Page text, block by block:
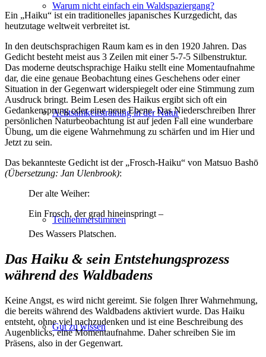
Warum nicht einfach ein Waldspaziergang?
Achtsamkeitstraining in der Natur
Teilnehmerstimmen
Gut zu wissen
Ein „Haiku“ ist ein traditionelles japanisches Kurzgedicht, das
heutzutage weltweit verbreitet ist.
In den deutschsprachigen Raum kam es in den 1920 Jahren. Das
Gedicht besteht meist aus 3 Zeilen mit einer 5-7-5 Silbenstruktur.
Das moderne deutschsprachige Haiku stellt eine Momentaufnahme
dar, die eine genaue Beobachtung eines Geschehens oder einer
Situation in der Gegenwart widerspiegelt oder eine Stimmung zum
Ausdruck bringt. Beim Lesen des Haikus ergibt sich oft ein
Gedankensprung oder eine neue Ebene. Das Niederschreiben Ihrer
persönlichen Naturbeobachtung ist auf jeden Fall eine wunderbare
Übung, um die eigene Wahrnehmung zu schärfen und im Hier und
Jetzt zu sein.
Das bekannteste Gedicht ist der „Frosch-Haiku“ von Matsuo Bashō
(Übersetzung: Jan Ulenbrook):
Der alte Weiher:
Ein Frosch, der grad hineinspringt –
Des Wassers Platschen.
Das Haiku & sein Entstehungsprozess
während des Waldbadens
Keine Angst, es wird nicht gereimt. Sie folgen Ihrer Wahrnehmung,
die bereits während des Waldbadens aktiviert wurde. Das Haiku
entsteht, ohne viel nachzudenken und ist eine Beschreibung des
Augenblicks, eine Momentaufnahme. Daher schreiben Sie im
Präsens, also in der Gegenwart.